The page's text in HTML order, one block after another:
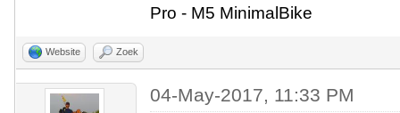
Pro - M5 MinimalBike
Website Zoek
04-May-2017, 11:33 PM